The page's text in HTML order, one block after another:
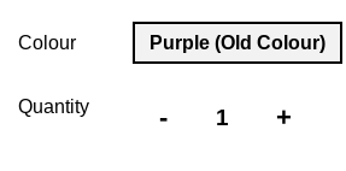
Colour Purple (Old Colour)
Quantity - +